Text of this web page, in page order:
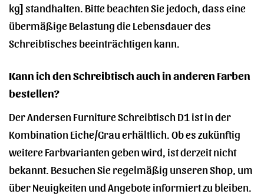
kg] standhalten. Bitte beachten Sie jedoch, dass eine
übermäßige Belastung die Lebensdauer des
Schreibtisches beeinträchtigen kann.
Kann ich den Schreibtisch auch in anderen Farben
bestellen?
Der Andersen Furniture Schreibtisch D1 ist in der
Kombination Eiche/Grau erhältlich. Ob es zukünftig
weitere Farbvarianten geben wird, ist derzeit nicht
bekannt. Besuchen Sie regelmäßig unseren Shop, um
über Neuigkeiten und Angebote informiert zu bleiben.